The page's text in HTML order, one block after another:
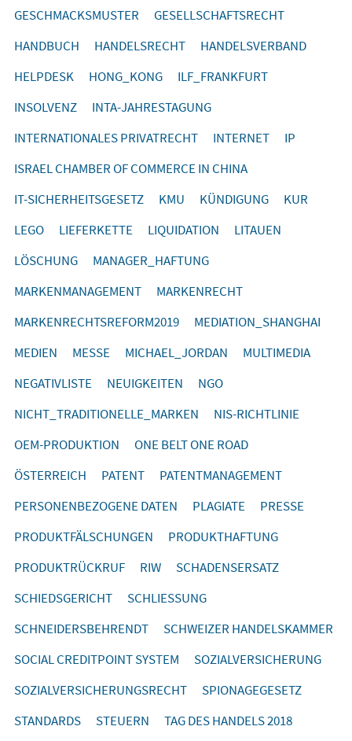
GESCHMACKSMUSTER
GESELLSCHAFTSRECHT
HANDBUCH
HANDELSRECHT
HANDELSVERBAND
HELPDESK
HONG_KONG
ILF_FRANKFURT
INSOLVENZ
INTA-JAHRESTAGUNG
INTERNATIONALES PRIVATRECHT
INTERNET
IP
ISRAEL CHAMBER OF COMMERCE IN CHINA
IT-SICHERHEITSGESETZ
KMU KÜNDIGUNG
KUR
LEGO
LIEFERKETTE LIQUIDATION
LITAUEN
LÖSCHUNG
MANAGER_HAFTUNG
MARKENMANAGEMENT
MARKENRECHT
MARKENRECHTSREFORM2019
MEDIATION_SHANGHAI
MEDIEN
MESSE MICHAEL_JORDAN
MULTIMEDIA
NEGATIVLISTE
NEUIGKEITEN
NGO
NICHT_TRADITIONELLE_MARKEN
NIS-RICHTLINIE
OEM-PRODUKTION
ONE BELT ONE ROAD
ÖSTERREICH
PATENT
PATENTMANAGEMENT
PERSONENBEZOGENE DATEN
PLAGIATE
PRESSE
PRODUKTFÄLSCHUNGEN
PRODUKTHAFTUNG
PRODUKTRÜCKRUF
RIW
SCHADENSERSATZ
SCHIEDSGERICHT
SCHLIESSUNG
SCHNEIDERSBEHRENDT
SCHWEIZER HANDELSKAMMER
SOCIAL CREDITPOINT SYSTEM
SOZIALVERSICHERUNG
SOZIALVERSICHERUNGSRECHT
SPIONAGEGESETZ
STANDARDS
STEUERN
TAG DES HANDELS 2018